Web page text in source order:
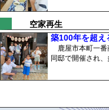
空家再生
築100年を超
鹿屋市本町一番
同邸で開催され